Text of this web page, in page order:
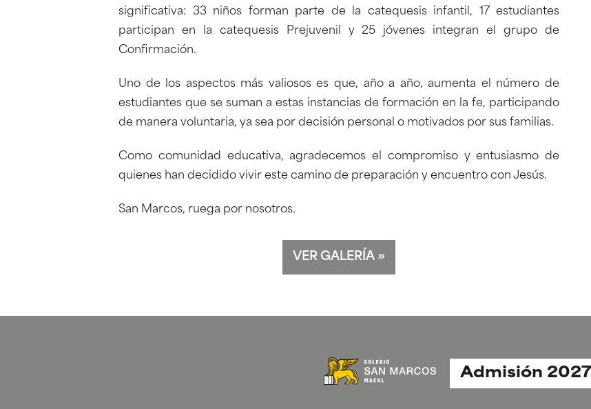
significativa: 33 niños forman parte de la catequesis infantil, 17 estudiantes
participan en la catequesis Prejuvenil y 25 jóvenes integran el grupo de
Confirmación.
Uno de los aspectos más valiosos es que, año a año, aumenta el número de
estudiantes que se suman a estas instancias de formación en la fe, participando
de manera voluntaria, ya sea por decisión personal o motivados por sus familias.
Como comunidad educativa, agradecemos el compromiso y entusiasmo de
quienes han decidido vivir este camino de preparación y encuentro con Jesús.
San Marcos, ruega por nosotros.
VER GALERÍA »
Admisión 2027